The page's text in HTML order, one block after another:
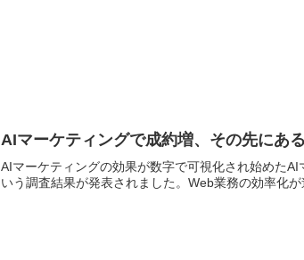
AIマーケティングで成約増、その先にあ
AIマーケティングの効果が数字で可視化され始めた
いう調査結果が発表されました。Web業務の効率化